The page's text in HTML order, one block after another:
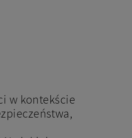
w kontekście